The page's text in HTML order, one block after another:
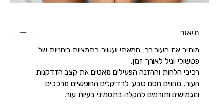
תיאור
מותיר את העור רך, חמאתי ועשיר בתמציות ריחניות של
פטשולי ווניל לאורך זמן,
רכיבי הלחות וההזנה הפעילים מאטים את קצב הזדקנות
העור, מהווים חסם טבעי לרדיקלים החופשיים מרככים
ומגמישים ותורמים להקלה בתסמיני בעיות עור.